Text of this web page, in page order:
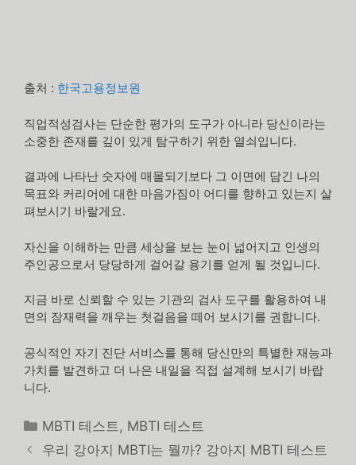
출처 : 한국고용정보원
직업적성검사는 단순한 평가의 도구가 아니라 당신이라는
소중한 존재를 깊이 있게 탐구하기 위한 열쇠입니다.
결과에 나타난 숫자에 매몰되기보다 그 이면에 담긴 나의
목표와 커리어에 대한 마음가짐이 어디를 향하고 있는지 살
펴보시기 바랄게요.
자신을 이해하는 만큼 세상을 보는 눈이 넓어지고 인생의
주인공으로서 당당하게 걸어갈 용기를 얻게 될 것입니다.
지금 바로 신뢰할 수 있는 기관의 검사 도구를 활용하여 내
면의 잠재력을 깨우는 첫걸음을 떼어 보시기를 권합니다.
공식적인 자기 진단 서비스를 통해 당신만의 특별한 재능과
가치를 발견하고 더 나은 내일을 직접 설계해 보시기 바랍
니다.
카
테
MBTI 테스트, MBTI 테스트
우리 강아지 MBTI는 뭘까? 강아지 MBTI 테스트